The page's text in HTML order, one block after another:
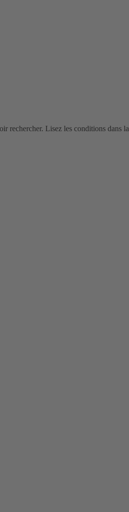
rechercher. Lisez les conditions dans la